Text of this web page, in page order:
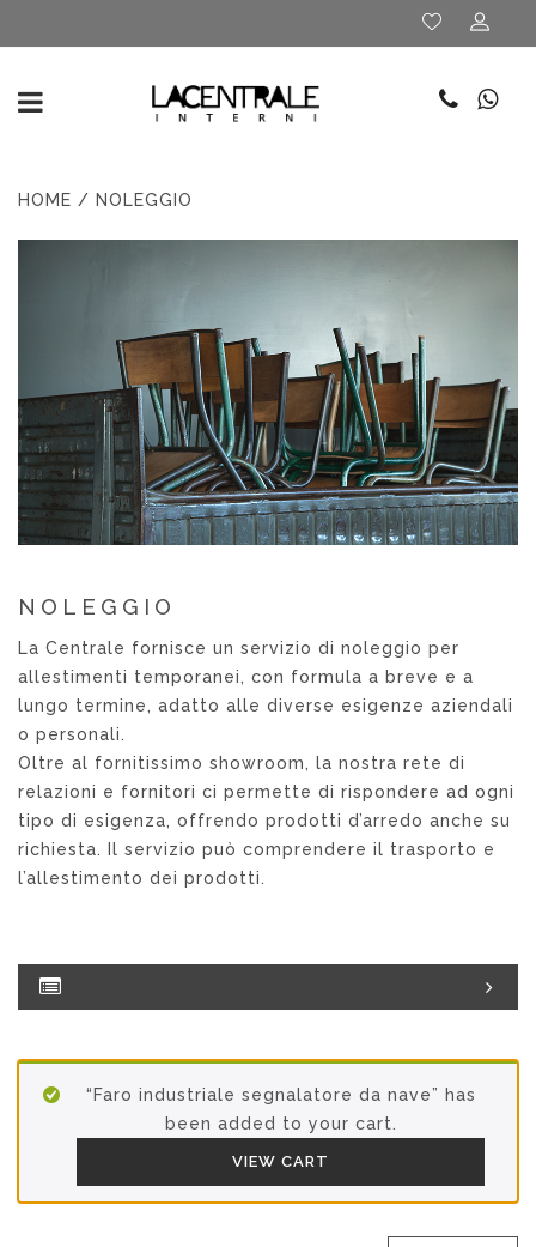
HOME / NOLEGGIO
NOLEGGIO
La Centrale fornisce un servizio di noleggio per
allestimenti temporanei, con formula a breve e a
lungo termine, adatto alle diverse esigenze aziendali
o personali.
Oltre al fornitissimo showroom, la nostra rete di
relazioni e fornitori ci permette di rispondere ad ogni
tipo di esigenza, offrendo prodotti d’arredo anche su
richiesta. Il servizio può comprendere il trasporto e
l’allestimento dei prodotti.
“Faro industriale segnalatore da nave” has
been added to your cart.
VIEW CART